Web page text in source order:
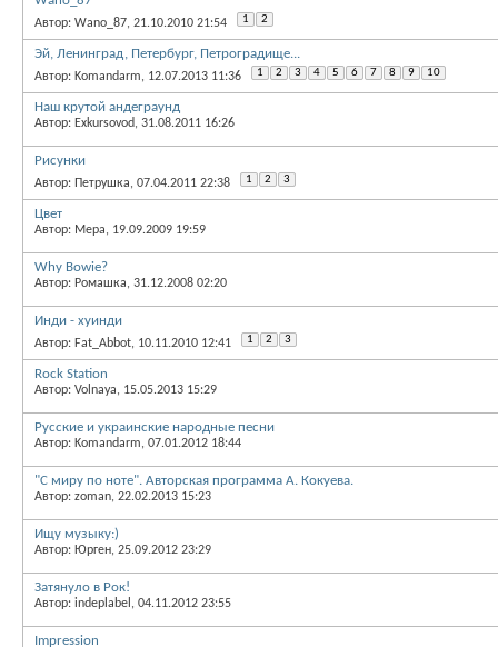
Автор: Wano_87, 21.10.2010 21:54 1 2
Эй, Ленинград, Петербург, Петроградище...
Автор: Komandarm, 12.07.2013 11:36 1 2 3 4 5 6 7 8 9 10
Наш крутой андеграунд
Автор: Exkursovod, 31.08.2011 16:26
Рисунки
Автор: Петрушка, 07.04.2011 22:38 1 2 3
Цвет
Автор: Мера, 19.09.2009 19:59
Why Bowie?
Автор: Ромашка, 31.12.2008 02:20
Инди - хуинди
Автор: Fat_Abbot, 10.11.2010 12:41 1 2 3
Rock Station
Автор: Volnaya, 15.05.2013 15:29
Русские и украинские народные песни
Автор: Komandarm, 07.01.2012 18:44
"С миру по ноте". Авторская программа А. Кокуева.
Автор: zoman, 22.02.2013 15:23
Ищу музыку:)
Автор: Юрген, 25.09.2012 23:29
Затянуло в Рок!
Автор: indeplabel, 04.11.2012 23:55
Impression